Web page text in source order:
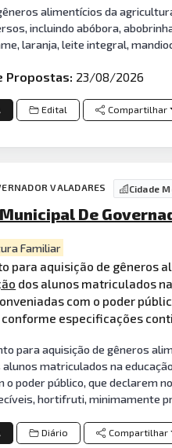
alimentícios da
incluindo abóbora,
laranja, leite integral,
Propostas: 23/08/2026
Edital Compartilhar
VALADARES Cidade
De
Familiar
para aquisição de gêneros
dos alunos matriculados
com o poder
especificações
para aquisição de gêneros
matriculados na
o poder público, que declarem
hortifruti, minimamente
Diário Compartilhar